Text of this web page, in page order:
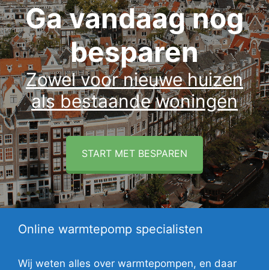
Ga vandaag nog
besparen
Zowel voor nieuwe huizen
als bestaande woningen
START MET BESPAREN
Online warmtepomp specialisten
Wij weten alles over warmtepompen, en daar